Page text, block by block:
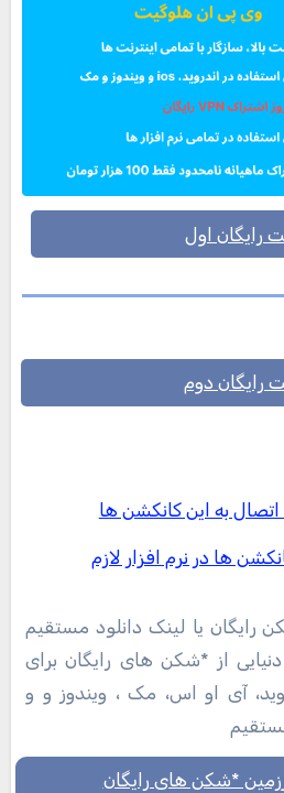
رایگان اول
رایگان دوم
اتصال به این کانکشن ها
ها در نرم افزار لازم
رایگان یا لینک دانلود مستقیم
از *شکن های رایگان برای
آی او اس، مک ، ویندوز و و